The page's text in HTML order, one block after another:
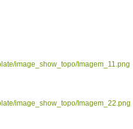
image_show_topo/Imagem_11.png
image_show_topo/Imagem_22.png